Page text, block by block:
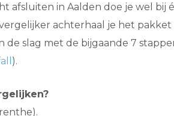
afsluiten in Aalden doe je wel bij
achterhaal je het
de slag met de bijgaande 7
).